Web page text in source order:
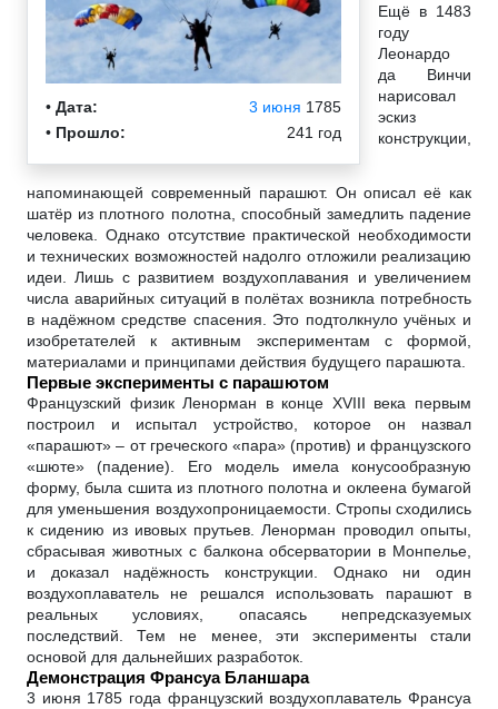
• Дата: 3 июня 1785
• Прошло: 241 год
Ещё в 1483
году
Леонардо
да Винчи
нарисовал
эскиз
конструкции,
напоминающей современный парашют. Он описал её как
шатёр из плотного полотна, способный замедлить падение
человека. Однако отсутствие практической необходимости
и технических возможностей надолго отложили реализацию
идеи. Лишь с развитием воздухоплавания и увеличением
числа аварийных ситуаций в полётах возникла потребность
в надёжном средстве спасения. Это подтолкнуло учёных и
изобретателей к активным экспериментам с формой,
материалами и принципами действия будущего парашюта.
Первые эксперименты с парашютом
Французский физик Ленорман в конце XVIII века первым
построил и испытал устройство, которое он назвал
«парашют» – от греческого «пара» (против) и французского
«шюте» (падение). Его модель имела конусообразную
форму, была сшита из плотного полотна и оклеена бумагой
для уменьшения воздухопроницаемости. Стропы сходились
к сидению из ивовых прутьев. Ленорман проводил опыты,
сбрасывая животных с балкона обсерватории в Монпелье,
и доказал надёжность конструкции. Однако ни один
воздухоплаватель не решался использовать парашют в
реальных условиях, опасаясь непредсказуемых
последствий. Тем не менее, эти эксперименты стали
основой для дальнейших разработок.
Демонстрация Франсуа Бланшара
3 июня 1785 года французский воздухоплаватель Франсуа